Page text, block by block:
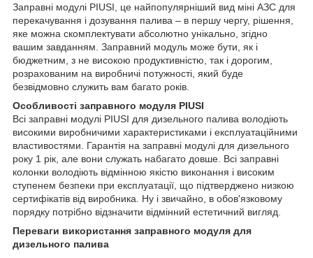
Заправні модулі PIUSI, це найпопулярніший вид міні АЗС для
перекачування і дозування палива – в першу чергу, рішення,
яке можна скомплектувати абсолютно унікально, згідно
вашим завданням. Заправний модуль може бути, як і
бюджетним, з не високою продуктивністю, так і дорогим,
розрахованим на виробничі потужності, який буде
безвідмовно служить вам багато років.
Особливості заправного модуля PIUSI
Всі заправні модулі PIUSI для дизельного палива володіють
високими виробничими характеристиками і експлуатаційними
властивостями. Гарантія на заправні модулі для дизельного
року 1 рік, але вони служать набагато довше. Всі заправні
колонки володіють відмінною якістю виконання і високим
ступенем безпеки при експлуатації, що підтверджено низкою
сертифікатів від виробника. Ну і звичайно, в обов'язковому
порядку потрібно відзначити відмінний естетичний вигляд.
Переваги використання заправного модуля для
дизельного палива